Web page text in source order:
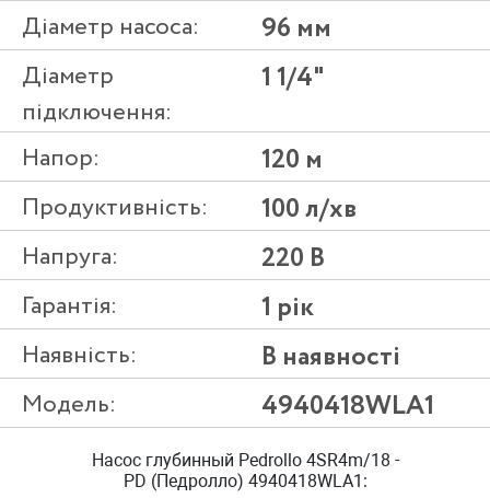
Діаметр насоса: 96 мм
Діаметр
підключення:
1 1/4"
Напор: 120 м
Продуктивність: 100 л/хв
Напруга: 220 В
Гарантія: 1 рік
Наявність: В наявності
Модель: 4940418WLA1
Насос глубинный Pedrollo 4SR4m/18 -
PD (Педролло) 4940418WLA1: